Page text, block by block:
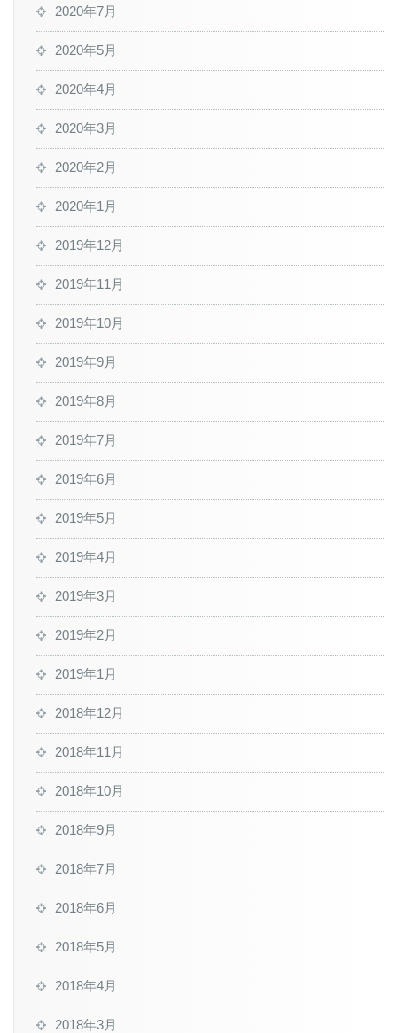
2020年7月
2020年5月
2020年4月
2020年3月
2020年2月
2020年1月
2019年12月
2019年11月
2019年10月
2019年9月
2019年8月
2019年7月
2019年6月
2019年5月
2019年4月
2019年3月
2019年2月
2019年1月
2018年12月
2018年11月
2018年10月
2018年9月
2018年7月
2018年6月
2018年5月
2018年4月
2018年3月